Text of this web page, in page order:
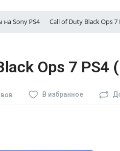
приставок
Sony PS5
на Sony PS4 Call of Duty Black Ops 7
Ops 7 PS4
В избранное